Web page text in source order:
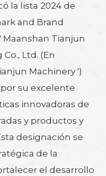
la lista 2024 de
and Brand
Tianjun
Ltd. (En
Machinery ')
su excelente
innovadoras de
y productos y
designación se
de la
el desarrollo